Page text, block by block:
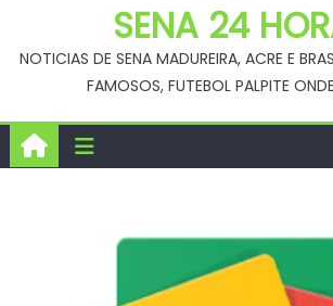
SENA 24
NOTICIAS DE SENA MADUREIRA, ACRE E
FAMOSOS, FUTEBOL PALPITE